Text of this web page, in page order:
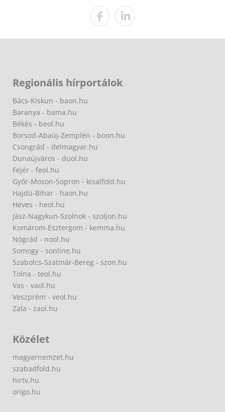
Regionális hírportálok
Bács-Kiskun - baon.hu
Baranya - bama.hu
Békés - beol.hu
Borsod-Abaúj-Zemplén - boon.hu
Csongrád - delmagyar.hu
Dunaújváros - duol.hu
Fejér - feol.hu
Győr-Moson-Sopron - kisalfold.hu
Hajdú-Bihar - haon.hu
Heves - heol.hu
Jász-Nagykun-Szolnok - szoljon.hu
Komárom-Esztergom - kemma.hu
Nógrád - nool.hu
Somogy - sonline.hu
Szabolcs-Szatmár-Bereg - szon.hu
Tolna - teol.hu
Vas - vaol.hu
Veszprém - veol.hu
Zala - zaol.hu
Közélet
magyarnemzet.hu
szabadfold.hu
hirtv.hu
origo.hu